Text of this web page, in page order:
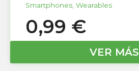
Smartphones Wearables
0,99 €
VER MÁS